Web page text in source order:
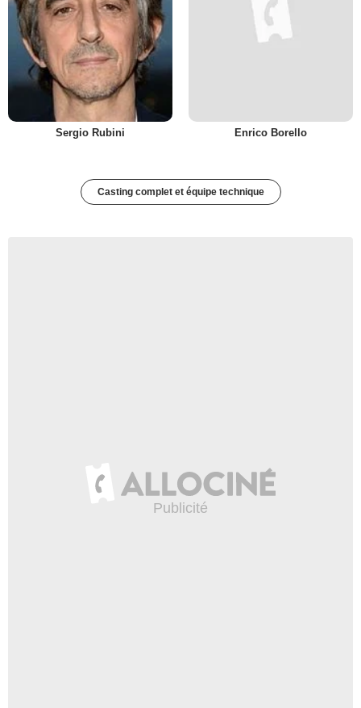
Sergio Rubini Enrico Borello
Casting complet et équipe technique